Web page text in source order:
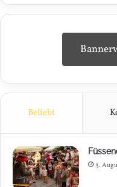
Beliebt
3.